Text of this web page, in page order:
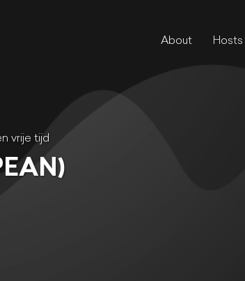
About Hosts
vrije tijd